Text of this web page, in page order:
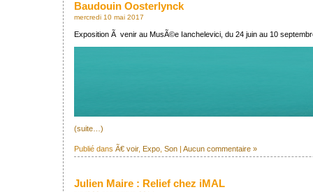
Baudouin Oosterlynck
mercredi 10 mai 2017
Exposition Ã venir au MusÃ©e Ianchelevici, du 24 juin au 10
(suite…)
Publié dans Ã€ voir, Expo Son | Aucun commentaire »
Julien Maire : Relief chez iMAL